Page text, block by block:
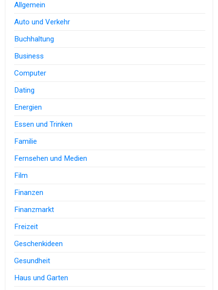
Allgemein
Auto und Verkehr
Buchhaltung
Business
Computer
Dating
Energien
Essen und Trinken
Familie
Fernsehen und Medien
Film
Finanzen
Finanzmarkt
Freizeit
Geschenkideen
Gesundheit
Haus und Garten